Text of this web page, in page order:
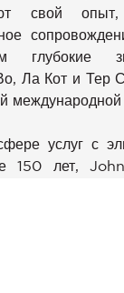
свой
глубокие
Ла Кот и Тер
международной
услуг с
150 лет,
и